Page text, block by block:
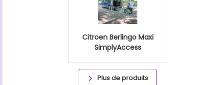
Citroen Berlingo Maxi
SimplyAccess
Plus de produits